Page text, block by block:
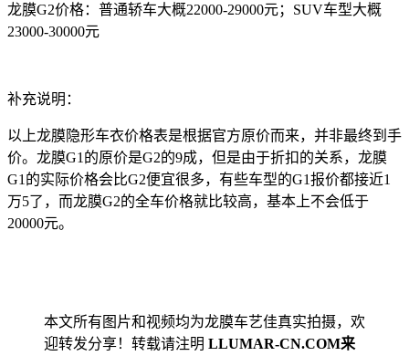
龙膜G2价格：普通轿车大概22000-29000元；SUV车型大概
23000-30000元
补充说明：
以上龙膜隐形车衣价格表是根据官方原价而来，并非最终到手
价。龙膜G1的原价是G2的9成，但是由于折扣的关系，龙膜
G1的实际价格会比G2便宜很多，有些车型的G1报价都接近1
万5了，而龙膜G2的全车价格就比较高，基本上不会低于
20000元。
本文所有图片和视频均为龙膜车艺佳真实拍摄，欢
迎转发分享！转载请注明 LLUMAR-CN.COM来